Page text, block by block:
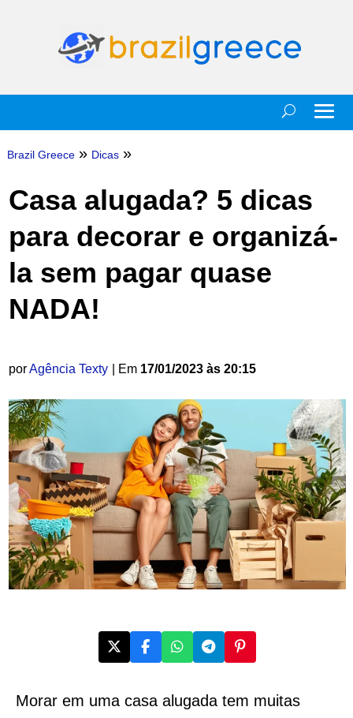
Brazil Greece » Dicas »
Casa alugada? 5 dicas
para decorar e organizá-
la sem pagar quase
NADA!
porAgência Texty | Em 17/01/2023 às 20:15
Morar em uma casa alugada tem muitas